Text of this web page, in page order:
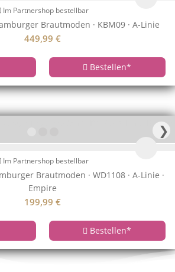
Im Partnershop bestellbar
Brautmoden · KBM09 · A-Linie
449,99 €
Bestellen*
❯
Im Partnershop bestellbar
Brautmoden · WD1108 · A-Linie ·
Empire
199,99 €
Bestellen*